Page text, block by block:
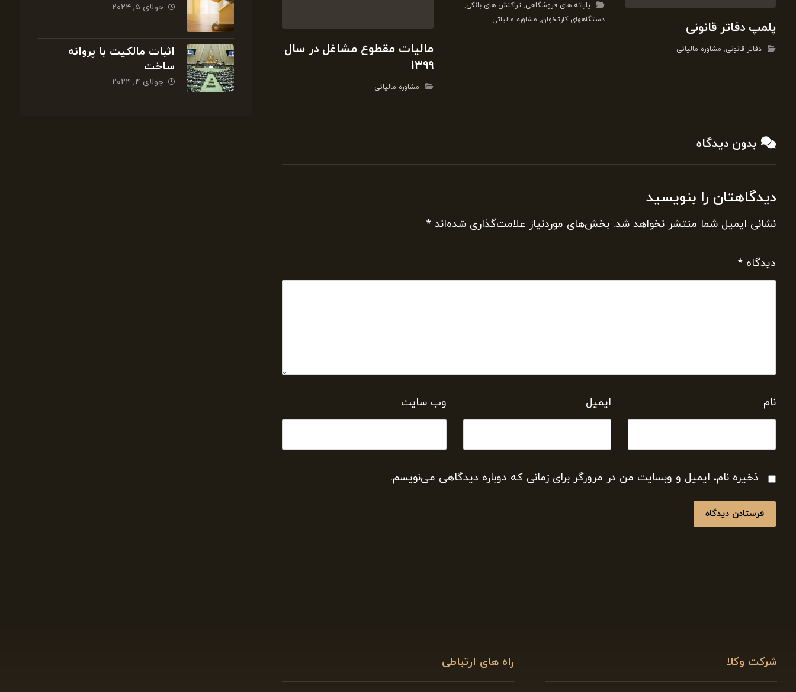
پلمپ دفاتر قانونی
دفاتر قانونی, مشاوره مالیاتی
پایانه های فروشگاهی, تراکنش های بانکی,
دستگاههای کارتخوان, مشاوره مالیاتی
مالیات مقطوع مشاغل در سال
۱۳۹۹
مشاوره مالیاتی
بدون دیدگاه
دیدگاهتان را بنویسید
نشانی ایمیل شما منتشر نخواهد شد. بخش‌های موردنیاز علامت‌گذاری شده‌اند *
دیدگاه *
نام ایمیل وب‌ سایت
ذخیره نام، ایمیل و وبسایت من در مرورگر برای زمانی که دوباره دیدگاهی می‌نویسم.
فرستادن دیدگاه
جولای ۵, ۲۰۲۴
اثبات مالکیت با پروانه
ساخت
جولای ۴, ۲۰۲۴
شرکت وکلا راه های ارتباطی